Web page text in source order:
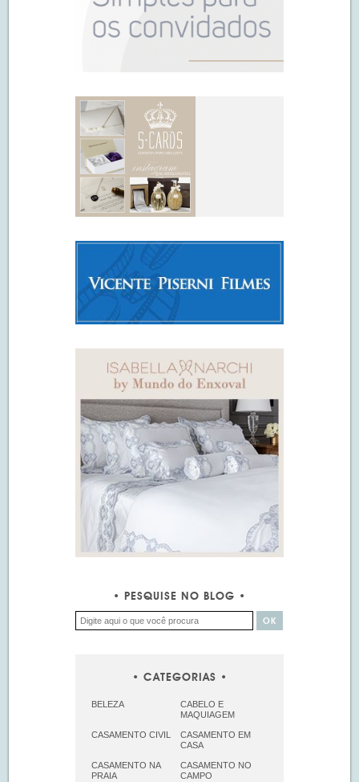
PESQUISE NO BLOG
CATEGORIAS
BELEZA
CABELO E
MAQUIAGEM
CASAMENTO CIVIL
CASAMENTO EM
CASA
CASAMENTO NA
PRAIA
CASAMENTO NO
CAMPO